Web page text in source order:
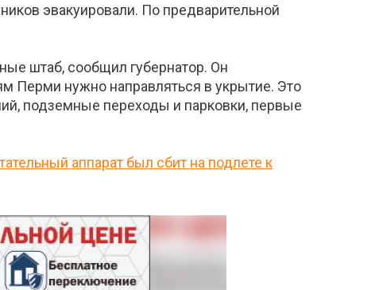
эвакуировали. По предварительной
штаб, сообщил губернатор. Он
Перми нужно направляться в укрытие. Это
подземные переходы и парковки, первые
аппарат был сбит на подлете к